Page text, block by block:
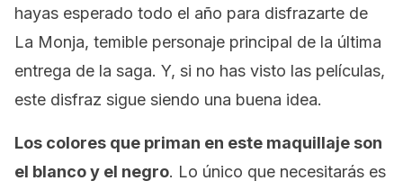
hayas esperado todo el año para disfrazarte de
La Monja, temible personaje principal de la última
entrega de la saga. Y, si no has visto las películas,
este disfraz sigue siendo una buena idea.
Los colores que priman en este maquillaje son
el blanco y el negro. Lo único que necesitarás es